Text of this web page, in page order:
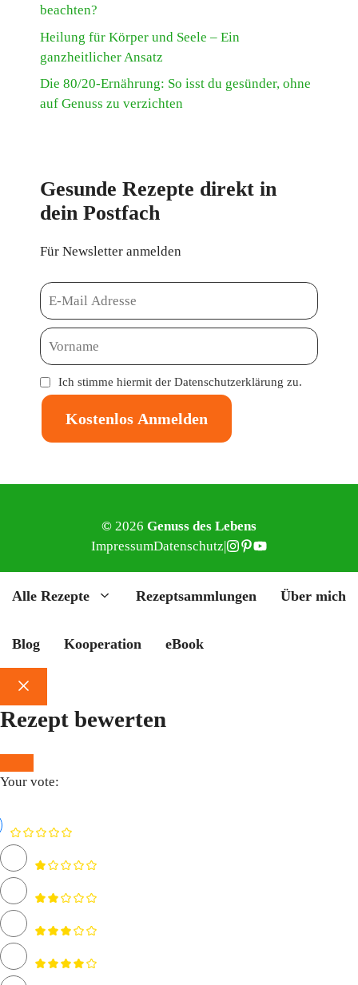
beachten?
Heilung für Körper und Seele – Ein
ganzheitlicher Ansatz
Die 80/20-Ernährung: So isst du gesünder, ohne
auf Genuss zu verzichten
Gesunde Rezepte direkt in
dein Postfach
Für Newsletter anmelden
Ich stimme hiermit der Datenschutzerklärung zu.
Kostenlos Anmelden
© 2026 Genuss des Lebens
ImpressumDatenschutz|
Alle Rezepte Rezeptsammlungen Über mich
Blog Kooperation eBook
Schließen
Rezept bewerten
Your vote: